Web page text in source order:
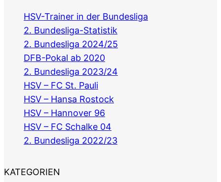
HSV-Trainer in der Bundesliga
2. Bundesliga-Statistik
2. Bundesliga 2024/25
DFB-Pokal ab 2020
2. Bundesliga 2023/24
HSV – FC St. Pauli
HSV – Hansa Rostock
HSV – Hannover 96
HSV – FC Schalke 04
2. Bundesliga 2022/23
KATEGORIEN